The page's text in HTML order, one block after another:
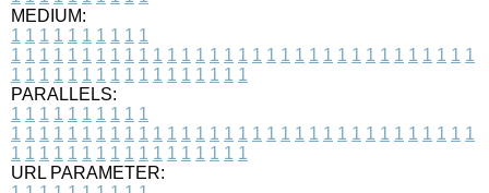
MEDIUM:
1 1 1 1 1 1 1 1 1 1
1 1 1 1 1 1 1 1 1 1 1 1 1 1 1 1 1 1 1 1 1 1 1 1 1 1 1 1 1 1 1 1 1
1 1 1 1 1 1 1 1 1 1 1 1 1 1 1 1 1
PARALLELS:
1 1 1 1 1 1 1 1 1 1
1 1 1 1 1 1 1 1 1 1 1 1 1 1 1 1 1 1 1 1 1 1 1 1 1 1 1 1 1 1 1 1 1
1 1 1 1 1 1 1 1 1 1 1 1 1 1 1 1 1
URL PARAMETER: